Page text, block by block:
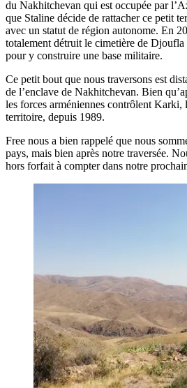
du Nakhitchevan qui est occupée par
que Staline décide de rattacher ce petit
avec un statut de région autonome. En
totalement détruit le cimetière de Djoufla
pour y construire une base militaire.
Ce petit bout que nous traversons est
de l’enclave de Nakhitchevan. Bien
les forces arméniennes contrôlent
territoire, depuis 1989.
Free nous a bien rappelé que nous
pays, mais bien après notre traversée.
hors forfait à compter dans notre